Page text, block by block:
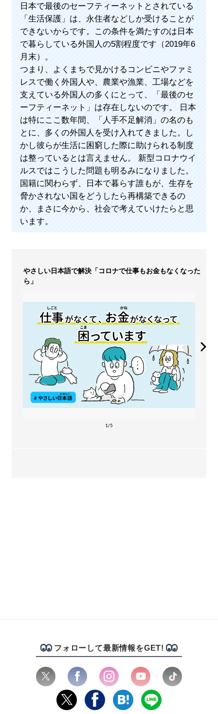
日本で最後のセーフティーネットとされている
「生活保護」は、永住者などしか受けることが
できないからです。この条件を満たすのは日本
で暮らしている外国人の5割程度です（2019年6
月末）。
つまり、よくまちで見かけるコンビニやファミ
レスで働く外国人や、農業や漁業、工場などを
支えている外国人の多くにとって、「最後のセ
ーフティーネット」は存在しないのです。 日本
は特にここ数年間、「人手不足解消」の名のも
とに、多くの外国人を受け入れてきました。し
かし彼らが生活に困窮した際に助けられる制度
は整っているとは言えません。 新型コロナウイ
ルスではこうした問題も明るみになりました。
国籍に関わらず、日本で暮らす誰もが、生存を
脅かされない国をどうしたら再構築できるの
か、まさに今から、社会で考えていけたらと思
います。
やさしい日本語で解決「コロナで仕事もお金もなくなった
ら」
1/5
フォローして最新情報をGET!